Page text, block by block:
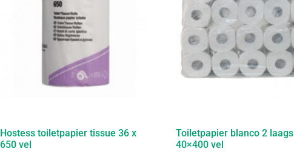
Hostess toiletpapier tissue 36 x
650 vel
Toiletpapier blanco 2 laags
40×400 vel